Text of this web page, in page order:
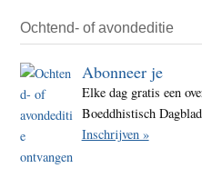
Ochtend- of avondeditie
Abonneer je
Elke dag gratis een
Boeddhistisch
Inschrijven »